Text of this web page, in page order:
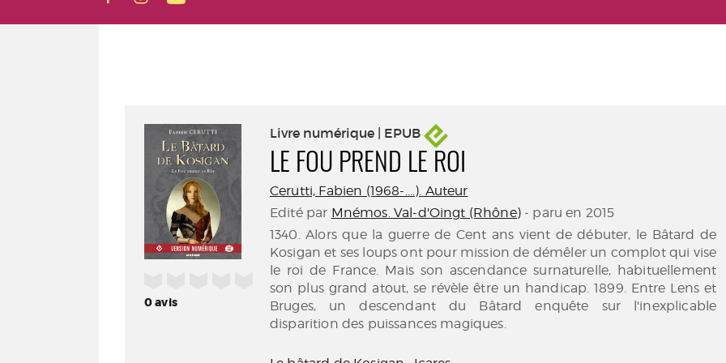
0avis
Livre numérique | EPUB
LE FOU PREND LE ROI
Cerutti, Fabien (1968-....). Auteur
Edité par Mnémos. Val-d'Oingt (Rhône)- paru en 2015
1340. Alors que la guerre de Cent ans vient de débuter, le Bâtard de
Kosigan et ses loups ont pour mission de démêler un complot qui vise
le roi de France. Mais son ascendance surnaturelle, habituellement
son plus grand atout, se révèle être un handicap. 1899. Entre Lens et
Bruges, un descendant du Bâtard enquête sur l'inexplicable
disparition des puissances magiques.